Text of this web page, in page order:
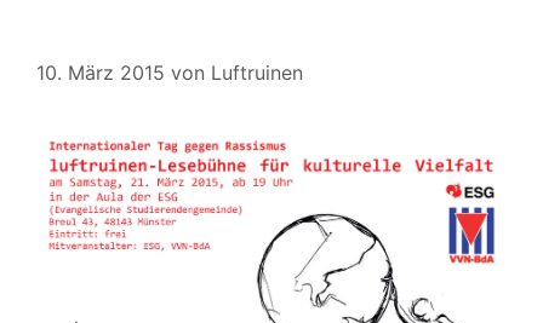
10. März 2015 von Luftruinen